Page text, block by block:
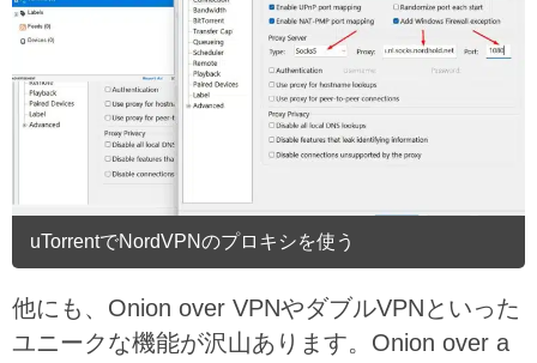
uTorrentでNordVPNのプロキシを使う
他にも、Onion over VPNやダブルVPNといった
ユニークな機能が沢山あります。Onion over a